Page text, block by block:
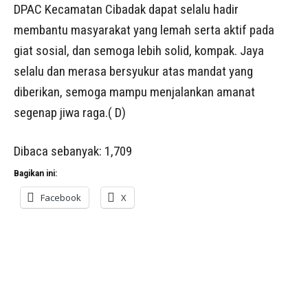
DPAC Kecamatan Cibadak dapat selalu hadir
membantu masyarakat yang lemah serta aktif pada
giat sosial, dan semoga lebih solid, kompak. Jaya
selalu dan merasa bersyukur atas mandat yang
diberikan, semoga mampu menjalankan amanat
segenap jiwa raga.( D)
Dibaca sebanyak: 1,709
Bagikan ini:
Facebook X